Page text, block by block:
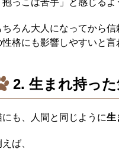
抱っこは苦手」と感じる
ちろん大人になってから
性格にも影響しやすいと言
2. 生まれ持った
にも、人間と同じように生
ば、